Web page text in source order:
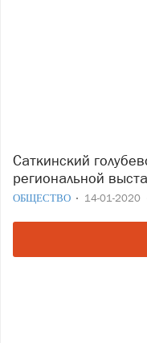
Саткинский голубевод принял участие в
региональной
ОБЩЕСТВО 14-01-2020